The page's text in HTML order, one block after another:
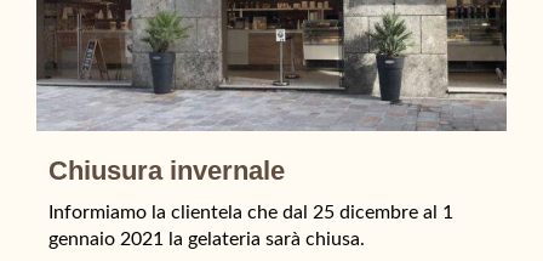
Chiusura invernale
Informiamo la clientela che dal 25 dicembre al 1
gennaio 2021 la gelateria sarà chiusa.